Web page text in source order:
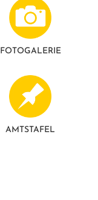
FOTO­GALERIE
AMTSTAFEL